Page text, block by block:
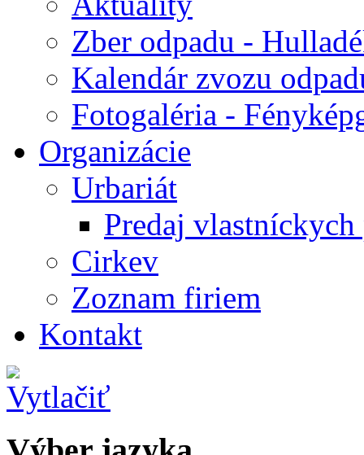
Zber odpadu -
Kalendár zvozu
Fotogaléria -
Organizácie
Urbariát
Predaj
Cirkev
Zoznam firiem
Kontakt